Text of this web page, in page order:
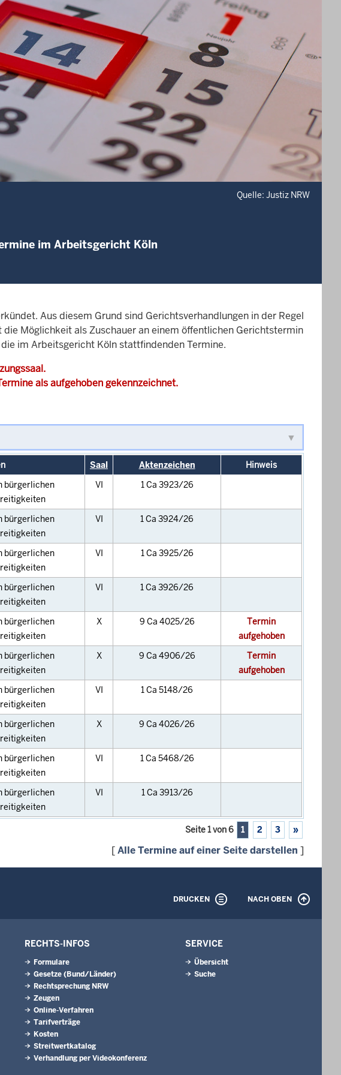
Quelle: Justiz NRW
im Arbeitsgericht Köln
Aus diesem Grund sind Gerichtsverhandlungen in der Regel
Möglichkeit als Zuschauer an einem öffentlichen Gerichtstermin
im Arbeitsgericht Köln stattfindenden Termine.
als aufgehoben gekennzeichnet.
Saal Aktenzeichen
Hinweis
bürgerlichen
VI 1 Ca 3923/26
bürgerlichen
VI 1 Ca 3924/26
bürgerlichen
VI 1 Ca 3925/26
bürgerlichen
VI 1 Ca 3926/26
bürgerlichen
X 9 Ca 4025/26
Termin
aufgehoben
bürgerlichen
X 9 Ca 4906/26
Termin
aufgehoben
bürgerlichen
VI 1 Ca 5148/26
bürgerlichen
X 9 Ca 4026/26
bürgerlichen
VI 1 Ca 5468/26
bürgerlichen
VI 1 Ca 3913/26
Seite 1 von 6 1 2 3 »
[Alle Termine auf einer Seite darstellen ]
DRUCKEN NACH OBEN
RECHTS-INFOS
Formulare
Gesetze (Bund/Länder)
Rechtsprechung NRW
Zeugen
Online-Verfahren
Tarifverträge
Kosten
Streitwertkatalog
Verhandlung per Videokonferenz
SERVICE
Übersicht
Suche